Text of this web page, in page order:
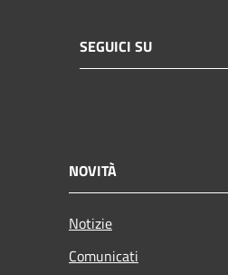
SEGUICI SU
NOVITÀ
Notizie
Comunicati